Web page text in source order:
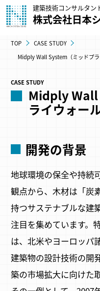
建築技術コンサルタン
株式会社日本
TOP
CASE STUDY
Midply Wall System（ミッドプ
CASE STUDY
Midply Wall
ライウォー
開発の背景
地球環境の保全や持続
観点から、木材は「炭
持つサステナブルな建
注目を集めています。
は、北米やヨーロッパ
建築物の設計技術の開
築の市場拡大に向けた